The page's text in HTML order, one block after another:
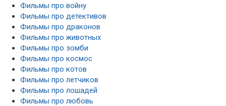
Фильмы про войну
Фильмы про детективов
Фильмы про драконов
Фильмы про животных
Фильмы про зомби
Фильмы про космос
Фильмы про котов
Фильмы про летчиков
Фильмы про лошадей
Фильмы про любовь